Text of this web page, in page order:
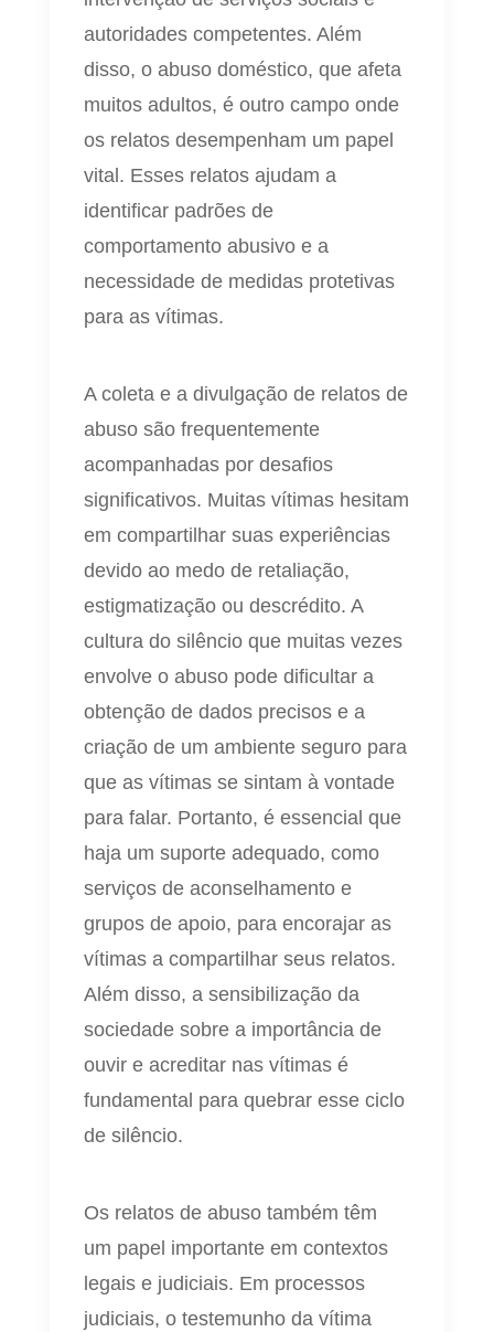
autoridades competentes. Além
disso, o abuso doméstico, que afeta
muitos adultos, é outro campo onde
os relatos desempenham um papel
vital. Esses relatos ajudam a
identificar padrões de
comportamento abusivo e a
necessidade de medidas protetivas
para as vítimas.
A coleta e a divulgação de relatos de
abuso são frequentemente
acompanhadas por desafios
significativos. Muitas vítimas hesitam
em compartilhar suas experiências
devido ao medo de retaliação,
estigmatização ou descrédito. A
cultura do silêncio que muitas vezes
envolve o abuso pode dificultar a
obtenção de dados precisos e a
criação de um ambiente seguro para
que as vítimas se sintam à vontade
para falar. Portanto, é essencial que
haja um suporte adequado, como
serviços de aconselhamento e
grupos de apoio, para encorajar as
vítimas a compartilhar seus relatos.
Além disso, a sensibilização da
sociedade sobre a importância de
ouvir e acreditar nas vítimas é
fundamental para quebrar esse ciclo
de silêncio.
Os relatos de abuso também têm
um papel importante em contextos
legais e judiciais. Em processos
judiciais, o testemunho da vítima